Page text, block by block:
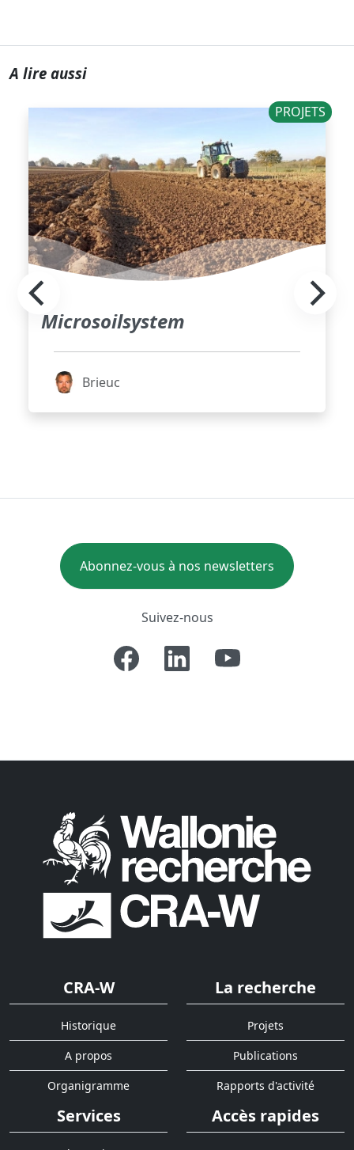
A lire aussi
PROJETS
Microsoilsystem
Brieuc
Abonnez-vous à nos newsletters
Suivez-nous
CRA-W
Historique
A propos
Organigramme
La recherche
Projets
Publications
Rapports d'activité
Services Accès rapides